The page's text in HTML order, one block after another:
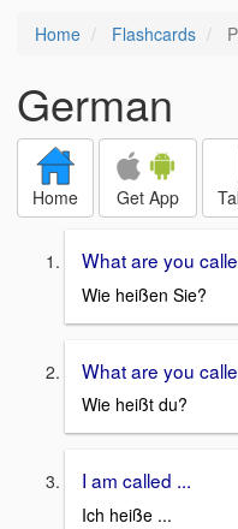
Home Flashcards
German
Home Get App
What are you
Wie heißen Sie?
What are you
Wie heißt du?
I am called ...
Ich heiße ...